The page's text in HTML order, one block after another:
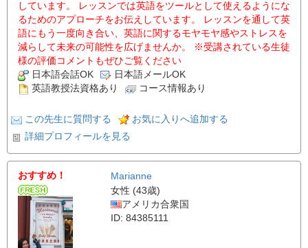
しています。 レッスンでは英語をツールとして使えるようにな
るためのアプローチをお伝えしています。 レッスンを通して英
語にもう一度向き合い、英語に関するモヤモヤ感やストレスを
減らして未来の可能性を広げませんか。 ※受講されている生徒
様の評価コメントもぜひご覧ください
日本語会話OK
日本語メールOK
英語教授法資格あり
コース情報あり
この先生に質問する
お気に入りへ追加する
詳細プロフィールを見る
おすすめ！
Marianne
女性 (43歳)
アメリカ合衆国
ID: 84385111